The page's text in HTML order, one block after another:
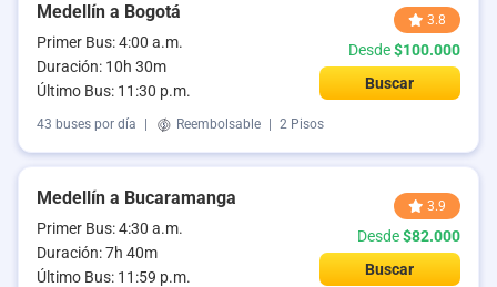
Medellín a Bogotá
Primer Bus: 4:00 a.m.
Duración: 10h 30m
Último Bus: 11:30 p.m.
3.8
Desde$100.000
Buscar
43 buses por día Reembolsable 2 Pisos
Medellín a Bucaramanga
Primer Bus: 4:30 a.m.
Duración: 7h 40m
Último Bus: 11:59 p.m.
3.9
Desde$82.000
Buscar